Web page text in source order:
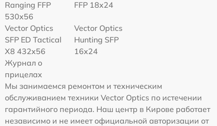
Ranging FFP
530x56
FFP 18x24
Vector Optics
SFP ED Tactical
X8 432x56
Vector Optics
Hunting SFP
16x24
Журнал о
прицелах
Мы занимаемся ремонтом и техническим
обслуживанием техники Vector Optics по истечении
гарантийного периода. Наш центр в Кирове работает
независимо и не имеет официальной авторизации от